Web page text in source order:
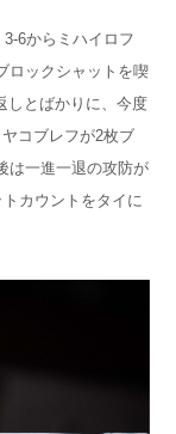
6からミハイロフ
ロックシャットを喫
しとばかりに、今度
コブレフが2枚ブ
は一進一退の攻防が
カウントをタイに